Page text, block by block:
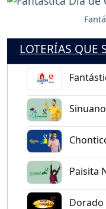
LOTERÍAS QUE
Paisita
Dorado